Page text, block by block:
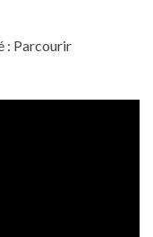
: Parcourir